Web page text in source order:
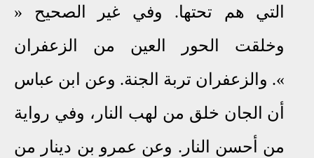
التي هم تحتها.
وفي غير الصحيح «
وخلقت الحور العين من الزعفران
»
. والزعفران تربة الجنة. وعن ابن عباس
أن الجان خلق من لهب النار، وفي رواية
من أحسن النار . وعن عمرو بن دينار من